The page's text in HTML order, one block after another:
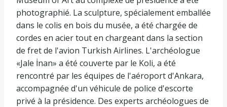
photographié. La sculpture, spécialement emballée
dans le colis en bois du musée, a été chargée de
cordes en acier tout en chargeant dans la section
de fret de l'avion Turkish Airlines. L'archéologue
«Jale İnan» a été couverte par le Koli, a été
rencontré par les équipes de l'aéroport d'Ankara,
accompagnée d'un véhicule de police d'escorte
privé à la présidence. Des experts archéologues de